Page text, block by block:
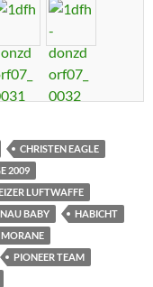
CHRISTEN EAGLE
2009
LUFTWAFFE
BABY
HABICHT
MORANE
PIONEER TEAM